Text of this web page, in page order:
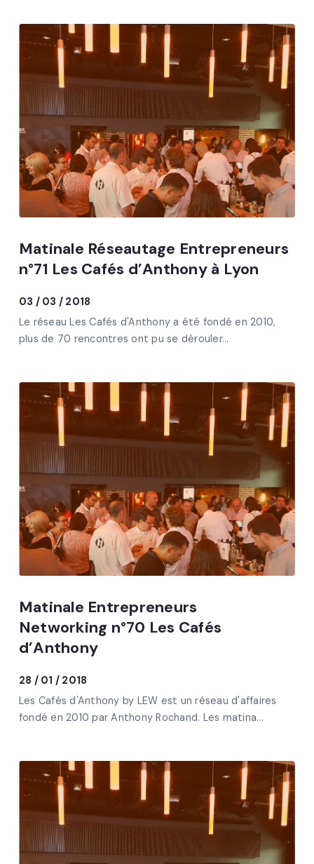
Matinale Réseautage Entrepreneurs
n°71 Les Cafés d’Anthony à Lyon
03 / 03 / 2018
Le réseau Les Cafés d'Anthony a été fondé en 2010,
plus de 70 rencontres ont pu se dérouler...
Matinale Entrepreneurs
Networking n°70 Les Cafés
d’Anthony
28 / 01 / 2018
Les Cafés d'Anthony by LEW est un réseau d'affaires
fondé en 2010 par Anthony Rochand. Les matina...